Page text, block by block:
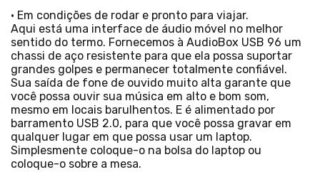
• Em condições de rodar e pronto para viajar.
Aqui está uma interface de áudio móvel no melhor
sentido do termo. Fornecemos à AudioBox USB 96 um
chassi de aço resistente para que ela possa suportar
grandes golpes e permanecer totalmente confiável.
Sua saída de fone de ouvido muito alta garante que
você possa ouvir sua música em alto e bom som,
mesmo em locais barulhentos. E é alimentado por
barramento USB 2.0, para que você possa gravar em
qualquer lugar em que possa usar um laptop.
Simplesmente coloque-o na bolsa do laptop ou
coloque-o sobre a mesa.